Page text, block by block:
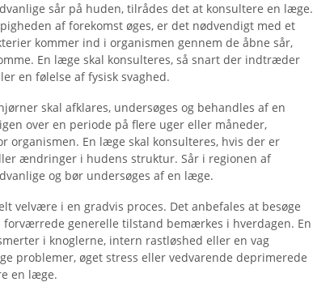
sår på huden, tilrådes det at konsultere en læge.
af ​​forekomst øges, er det nødvendigt med et
kommer ind i organismen gennem de åbne sår,
En læge skal konsulteres, så snart der indtræder
en følelse af fysisk svaghed.
skal afklares, undersøges og behandles af en
over en periode på flere uger eller måneder,
organismen. En læge skal konsulteres, hvis der er
ændringer i hudens struktur. Sår i regionen af
og bør undersøges af en læge.
velvære i en gradvis proces. Det anbefales at besøge
generelle tilstand bemærkes i hverdagen. En
i knoglerne, intern rastløshed eller en vag
problemer, øget stress eller vedvarende deprimerede
en læge.